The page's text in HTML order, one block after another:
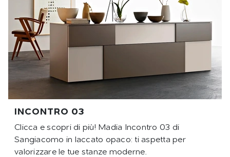
INCONTRO 03
Clicca e scopri di più! Madia Incontro 03 di
Sangiacomo in laccato opaco: ti aspetta per
valorizzare le tue stanze moderne.